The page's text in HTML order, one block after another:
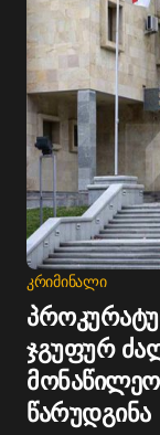
ᲙᲠᲘᲛᲘᲜᲐᲚᲘ
ჯგუფურ
წარუდგინა